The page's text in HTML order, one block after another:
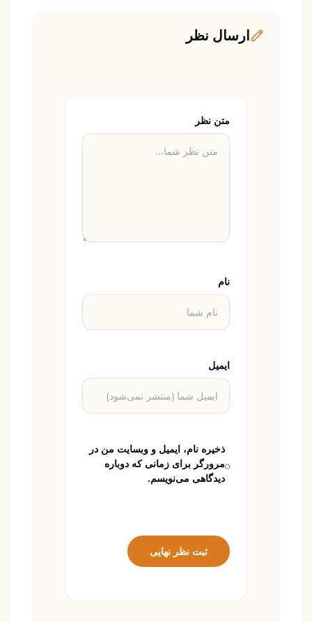
ارسال نظر
متن نظر
نام
ایمیل
ذخیره نام، ایمیل و وبسایت من در
مرورگر برای زمانی که دوباره
دیدگاهی می‌نویسم.
ثبت نظر نهایی